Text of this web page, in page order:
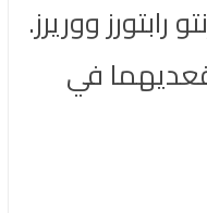
رابتورز ووريرز.
في